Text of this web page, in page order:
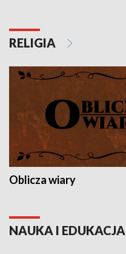
RELIGIA
Oblicza wiary
NAUKA I EDUKACJA